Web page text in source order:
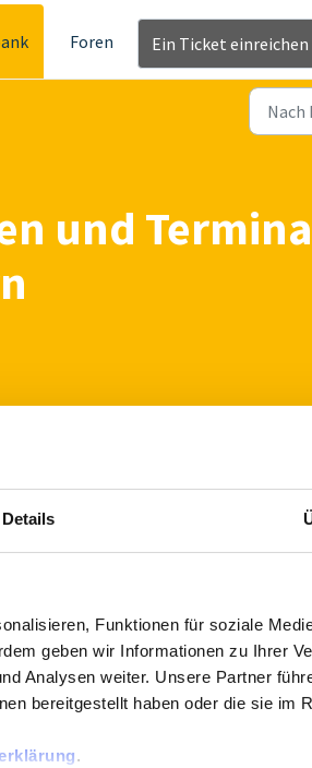
Details
Funktionen für soziale
geben wir Informationen zu Ihrer
Analysen weiter. Unsere Partner
bereitgestellt haben oder die sie im
.
Foren Ein Ticket einreichen
und
die Logs erzeugt werden